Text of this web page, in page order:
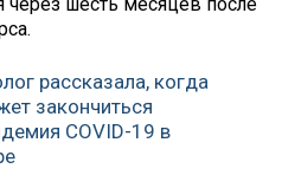
рассказала, когда
закончиться
COVID-19 в